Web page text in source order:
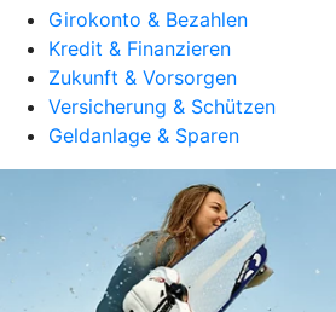
Girokonto & Bezahlen
Kredit & Finanzieren
Zukunft & Vorsorgen
Versicherung & Schützen
Geldanlage & Sparen